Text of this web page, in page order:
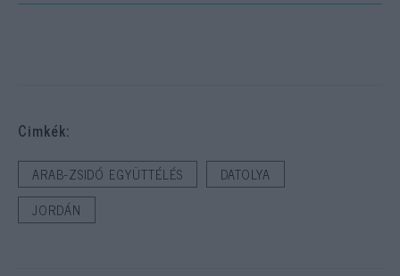
Cimkék:
ARAB-ZSIDÓ EGYÜTTÉLÉS
DATOLYA
JORDÁN